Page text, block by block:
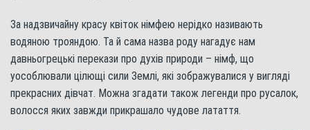
За надзвичайну красу квіток німфею нерідко називають
водяною трояндою. Та й сама назва роду нагадує нам
давньогрецькі перекази про духів природи – німф, що
уособлювали цілющі сили Землі, які зображувалися у вигляді
прекрасних дівчат. Можна згадати також легенди про русалок,
волосся яких завжди прикрашало чудове латаття.